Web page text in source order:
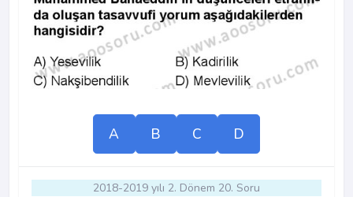
A B C D
2018-2019 yılı 2. Dönem 20. Soru